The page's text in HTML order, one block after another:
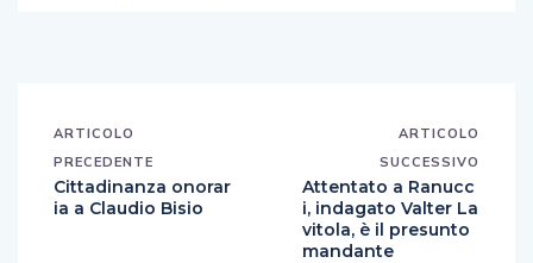
ARTICOLO
PRECEDENTE
Cittadinanza onorar
ia a Claudio Bisio
ARTICOLO
SUCCESSIVO
Attentato a Ranucc
i, indagato Valter La
vitola, è il presunto
mandante